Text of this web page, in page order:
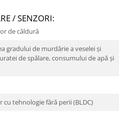
/ SENZORI:
de căldură
gradului de murdărie a veselei şi
de spălare, consumului de apă şi
cu tehnologie fără perii (BLDC)